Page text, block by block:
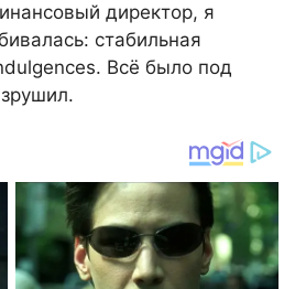
директор, я
стабильная
Всё было под